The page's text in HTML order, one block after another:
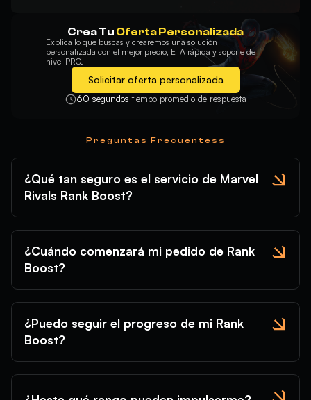
Crea Tu Oferta Personalizada
Explica lo que buscas y crearemos una solución
personalizada con el mejor precio, ETA rápida y soporte de
nivel PRO.
Solicitar oferta personalizada
60 segundostiempo promedio de respuesta
Preguntas Frecuentess
¿Qué tan seguro es el servicio de Marvel
Rivals Rank Boost?
¿Cuándo comenzará mi pedido de Rank
Boost?
¿Puedo seguir el progreso de mi Rank
Boost?